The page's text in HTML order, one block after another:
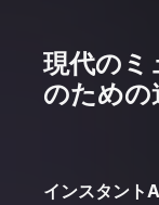
現代のミ
のための
インスタント